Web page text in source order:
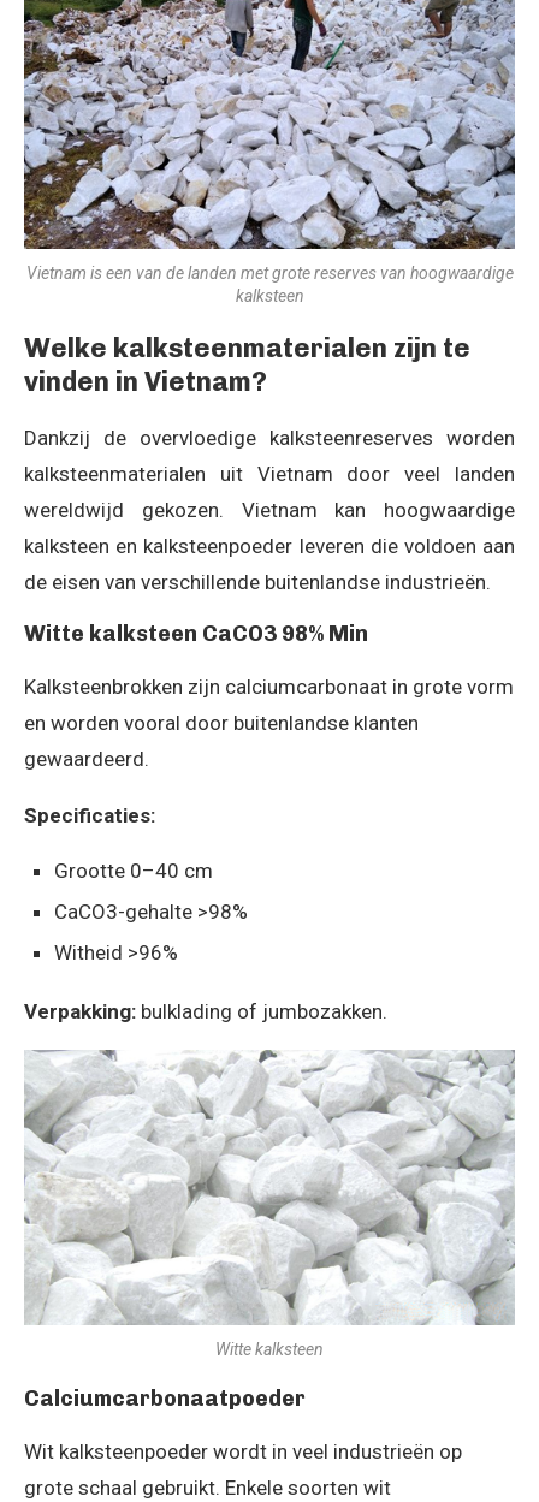
Vietnam is een van de landen met grote reserves van hoogwaardige
kalksteen
Welke kalksteenmaterialen zijn te
vinden in Vietnam?
Dankzij de overvloedige kalksteenreserves worden
kalksteenmaterialen uit Vietnam door veel landen
wereldwijd gekozen. Vietnam kan hoogwaardige
kalksteen en kalksteenpoeder leveren die voldoen aan
de eisen van verschillende buitenlandse industrieën.
Witte kalksteen CaCO3 98% Min
Kalksteenbrokken zijn calciumcarbonaat in grote vorm
en worden vooral door buitenlandse klanten
gewaardeerd.
Specificaties:
Grootte 0–40 cm
CaCO3-gehalte >98%
Witheid >96%
Verpakking: bulklading of jumbozakken.
Witte kalksteen
Calciumcarbonaatpoeder
Wit kalksteenpoeder wordt in veel industrieën op
grote schaal gebruikt. Enkele soorten wit